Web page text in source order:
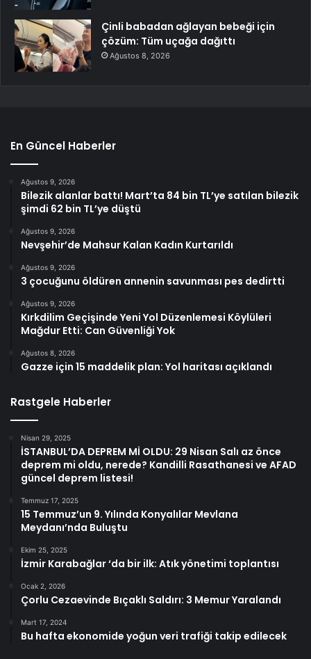
Çinli babadan ağlayan bebeği için
çözüm: Tüm uçağa dağıttı
Ağustos 8, 2026
En Güncel Haberler
Ağustos 9, 2026
Bilezik alanlar battı! Mart’ta 84 bin TL’ye satılan bilezik
şimdi 62 bin TL’ye düştü
Ağustos 9, 2026
Nevşehir’de Mahsur Kalan Kadın Kurtarıldı
Ağustos 9, 2026
3 çocuğunu öldüren annenin savunması pes dedirtti
Ağustos 9, 2026
Kırkdilim Geçişinde Yeni Yol Düzenlemesi Köylüleri
Mağdur Etti: Can Güvenliği Yok
Ağustos 8, 2026
Gazze için 15 maddelik plan: Yol haritası açıklandı
Rastgele Haberler
Nisan 29, 2025
İSTANBUL’DA DEPREM Mİ OLDU: 29 Nisan Salı az önce
deprem mi oldu, nerede? Kandilli Rasathanesi ve AFAD
güncel deprem listesi!
Temmuz 17, 2025
15 Temmuz’un 9. Yılında Konyalılar Mevlana
Meydanı’nda Buluştu
Ekim 25, 2025
İzmir Karabağlar ‘da bir ilk: Atık yönetimi toplantısı
Ocak 2, 2026
Çorlu Cezaevinde Bıçaklı Saldırı: 3 Memur Yaralandı
Mart 17, 2024
Bu hafta ekonomide yoğun veri trafiği takip edilecek